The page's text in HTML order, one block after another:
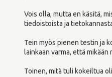
Vois olla, mutta en käsitä,
tiedoistoista ja
Tein myös pienen testin ja
lainkaan varma, että
Toinen, mitä tuli kokeiltua